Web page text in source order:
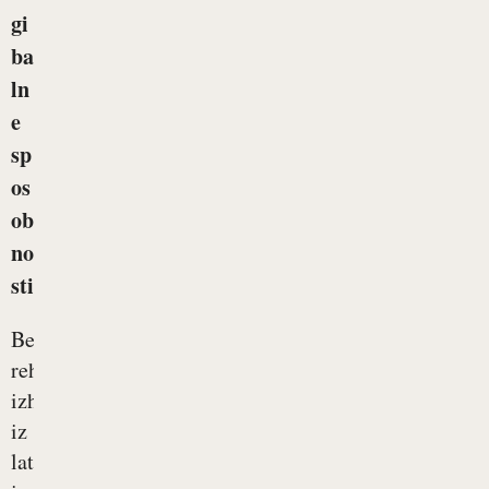
gi
ba
ln
e
sp
os
ob
no
sti
Beseda
rehabilitacija
izhaja
iz
latinščine